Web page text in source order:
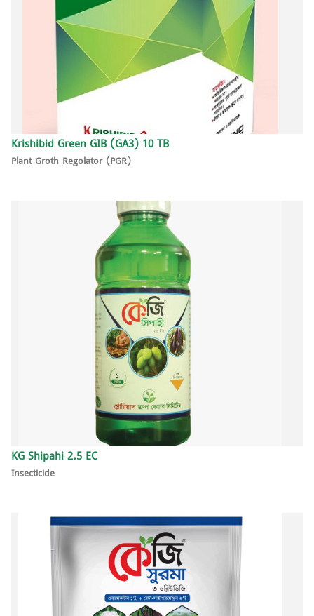
Krishibid Green GIB (GA3) 10 TB
Plant Groth Regolator (PGR)
KG Shipahi 2.5 EC
Insecticide